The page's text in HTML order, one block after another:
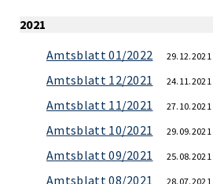
2021
Amtsblatt 01/2022
29.12.2021
Amtsblatt 12/2021 24.11.2021
Amtsblatt 11/2021 27.10.2021
Amtsblatt 10/2021 29.09.2021
Amtsblatt 09/2021 25.08.2021
Amtsblatt 08/2021 28.07.2021